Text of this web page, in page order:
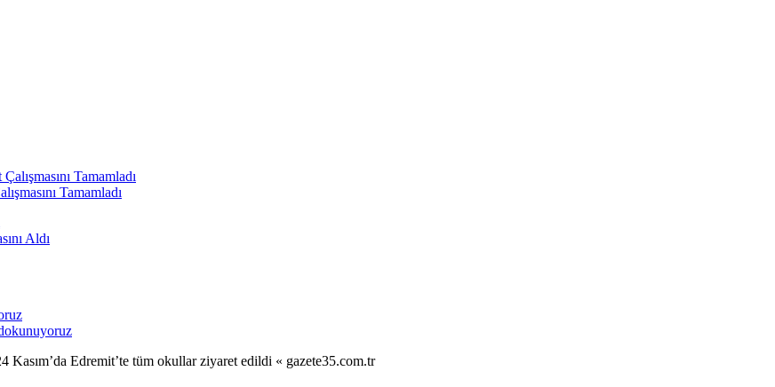
Tamamladı
Aldı